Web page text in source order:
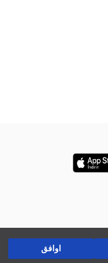
اوافق